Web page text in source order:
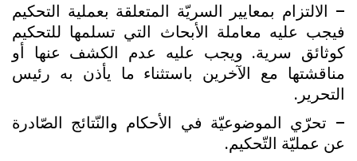
– الالتزام بمعايير السريّة المتعلقة بعملية التحکيم
فيجب عليه معاملة الأبحاث التي تسلمها للتحکيم
کوثائق سرية. ويجب عليه عدم الکشف عنها أو
مناقشتها مع الآخرين باستثناء ما يأذن به رئيس
التحرير.
– تحرّي الموضوعيّة في الأحکام والنّتائج الصّادرة
عن عمليّة التّحکيم.